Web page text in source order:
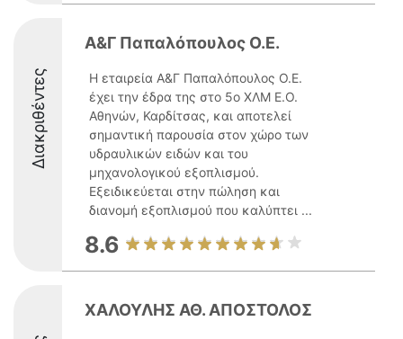
Διακριθέντες
Α&Γ Παπαλόπουλος Ο.Ε.
Η εταιρεία Α&Γ Παπαλόπουλος Ο.Ε.
έχει την έδρα της στο 5ο ΧΛΜ Ε.Ο.
Αθηνών, Καρδίτσας, και αποτελεί
σημαντική παρουσία στον χώρο των
υδραυλικών ειδών και του
μηχανολογικού εξοπλισμού.
Εξειδικεύεται στην πώληση και
διανομή εξοπλισμού που καλύπτει ...
8.6
ΧΑΛΟΥΛΗΣ ΑΘ. ΑΠΟΣΤΟΛΟΣ